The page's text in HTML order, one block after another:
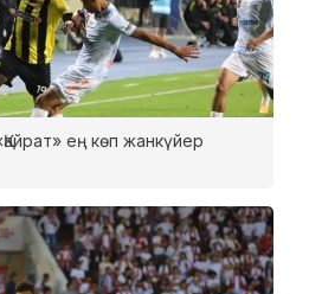
ең көп жанкүйер